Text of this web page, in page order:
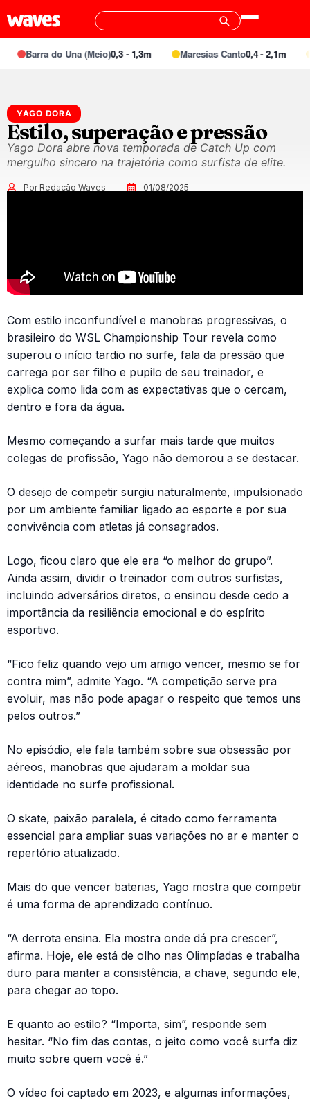
Barra do Una (Meio)0,3 - 1,3m Maresias Canto0,4 - 2,1m
YAGO DORA
Estilo, superação e pressão
Yago Dora abre nova temporada de Catch Up com
mergulho sincero na trajetória como surfista de elite.
Por Redação Waves 01/08/2025
Com estilo inconfundível e manobras progressivas, o
brasileiro do WSL Championship Tour revela como
superou o início tardio no surfe, fala da pressão que
carrega por ser filho e pupilo de seu treinador, e
explica como lida com as expectativas que o cercam,
dentro e fora da água.
Mesmo começando a surfar mais tarde que muitos
colegas de profissão, Yago não demorou a se destacar.
O desejo de competir surgiu naturalmente, impulsionado
por um ambiente familiar ligado ao esporte e por sua
convivência com atletas já consagrados.
Logo, ficou claro que ele era “o melhor do grupo”.
Ainda assim, dividir o treinador com outros surfistas,
incluindo adversários diretos, o ensinou desde cedo a
importância da resiliência emocional e do espírito
esportivo.
“Fico feliz quando vejo um amigo vencer, mesmo se for
contra mim”, admite Yago. “A competição serve pra
evoluir, mas não pode apagar o respeito que temos uns
pelos outros.”
No episódio, ele fala também sobre sua obsessão por
aéreos, manobras que ajudaram a moldar sua
identidade no surfe profissional.
O skate, paixão paralela, é citado como ferramenta
essencial para ampliar suas variações no ar e manter o
repertório atualizado.
Mais do que vencer baterias, Yago mostra que competir
é uma forma de aprendizado contínuo.
“A derrota ensina. Ela mostra onde dá pra crescer”,
afirma. Hoje, ele está de olho nas Olimpíadas e trabalha
duro para manter a consistência, a chave, segundo ele,
para chegar ao topo.
E quanto ao estilo? “Importa, sim”, responde sem
hesitar. “No fim das contas, o jeito como você surfa diz
muito sobre quem você é.”
O vídeo foi captado em 2023, e algumas informações,